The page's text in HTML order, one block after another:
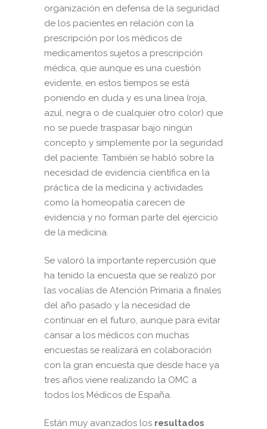
organización en defensa de la seguridad
de los pacientes en relación con la
prescripción por los médicos de
medicamentos sujetos a prescripción
médica, que aunque es una cuestión
evidente, en estos tiempos se está
poniendo en duda y es una línea (roja,
azul, negra o de cualquier otro color) que
no se puede traspasar bajo ningún
concepto y simplemente por la seguridad
del paciente. También se habló sobre la
necesidad de evidencia científica en la
práctica de la medicina y actividades
como la homeopatía carecen de
evidencia y no forman parte del ejercicio
de la medicina.
Se valoró la importante repercusión que
ha tenido la encuesta que se realizó por
las vocalías de Atención Primaria a finales
del año pasado y la necesidad de
continuar en el futuro, aunque para evitar
cansar a los médicos con muchas
encuestas se realizará en colaboración
con la gran encuesta que desde hace ya
tres años viene realizando la OMC a
todos los Médicos de España.
Están muy avanzados los resultados